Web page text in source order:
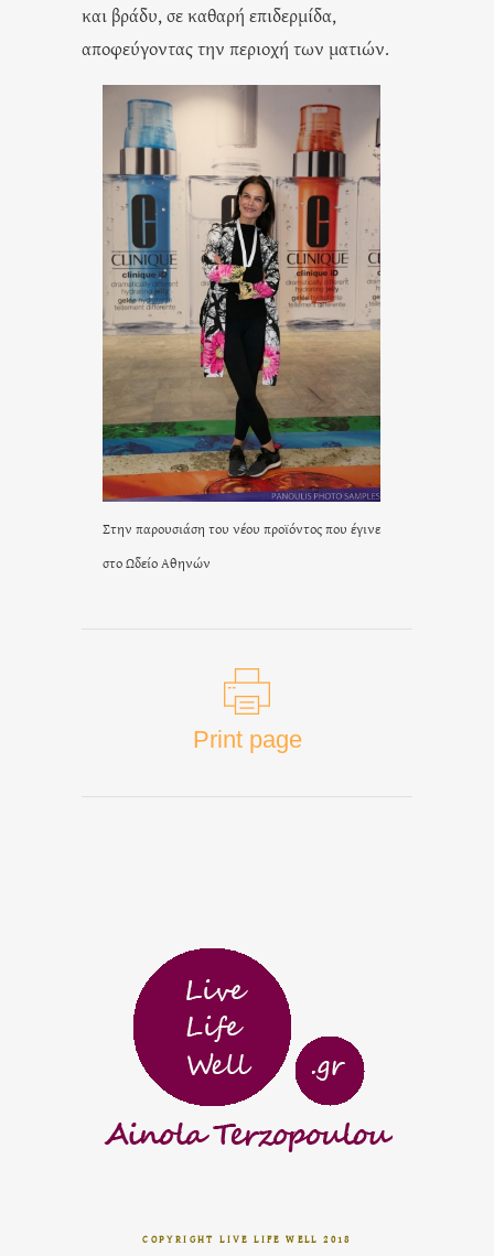
και βράδυ, σε καθαρή επιδερμίδα,
αποφεύγοντας την περιοχή των ματιών.
Στην παρουσιάση του νέου προϊόντος που έγινε
στο Ωδείο Αθηνών
Print page
COPYRIGHT LIVE LIFE WELL 2018